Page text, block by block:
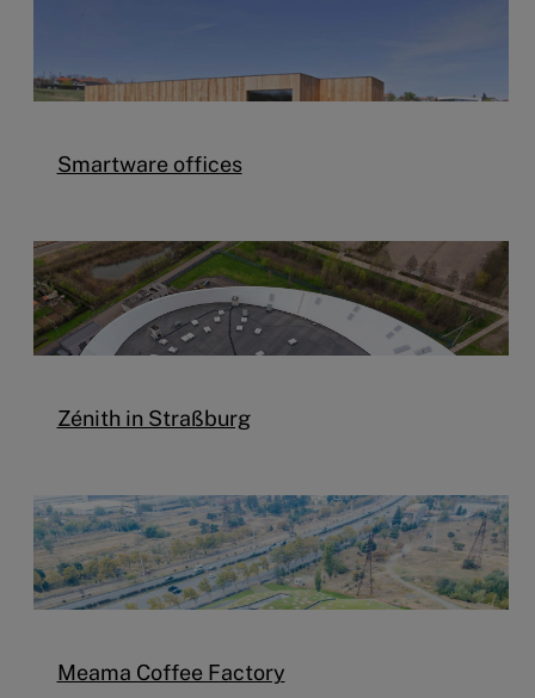
Smartware offices
Zénith in Straßburg
Meama Coffee Factory